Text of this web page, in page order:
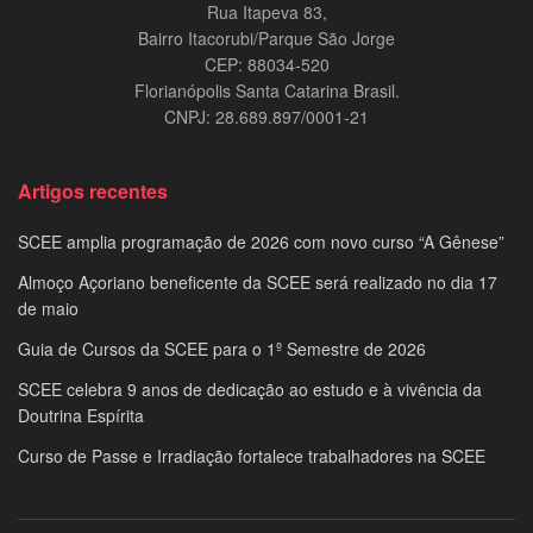
Rua Itapeva 83,
Bairro Itacorubi/Parque São Jorge
CEP: 88034-520
Florianópolis Santa Catarina Brasil.
CNPJ: 28.689.897/0001-21
Artigos recentes
SCEE amplia programação de 2026 com novo curso “A Gênese”
Almoço Açoriano beneficente da SCEE será realizado no dia 17
de maio
Guia de Cursos da SCEE para o 1º Semestre de 2026
SCEE celebra 9 anos de dedicação ao estudo e à vivência da
Doutrina Espírita
Curso de Passe e Irradiação fortalece trabalhadores na SCEE